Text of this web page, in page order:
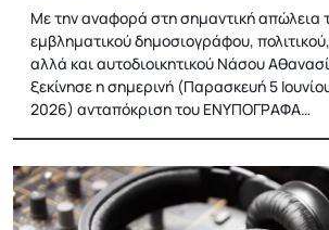
Με την αναφορά στη σημαντική απώλεια
εμβληματικού δημοσιογράφου, πολιτικού,
αλλά και αυτοδιοικητικού Νάσου
ξεκίνησε η σημερινή (Παρασκευή 5
2026) ανταπόκριση του ΕΝΥΠΟΓΡΑΦΑ…